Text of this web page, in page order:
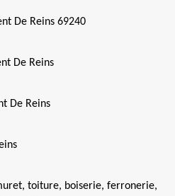
De Reins 69240
De Reins
De Reins
toiture, boiserie, ferronerie,